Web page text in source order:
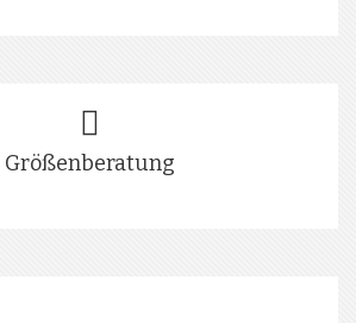
Größenberatung